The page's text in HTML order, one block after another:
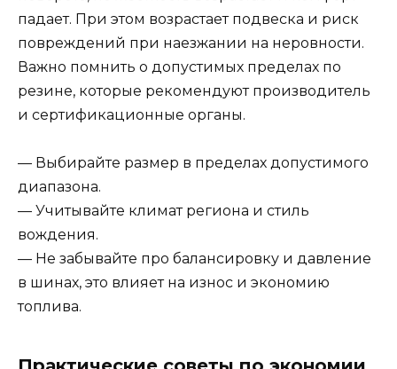
падает. При этом возрастает подвеска и риск
повреждений при наезжании на неровности.
Важно помнить о допустимых пределах по
резине, которые рекомендуют производитель
и сертификационные органы.
— Выбирайте размер в пределах допустимого
диапазона.
— Учитывайте климат региона и стиль
вождения.
— Не забывайте про балансировку и давление
в шинах, это влияет на износ и экономию
топлива.